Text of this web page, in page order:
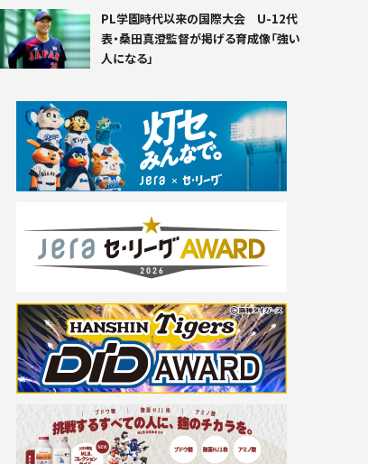
PL学園時代以来の国際大会 U-12代
表・桑田真澄監督が掲げる育成像「強い
人になる」